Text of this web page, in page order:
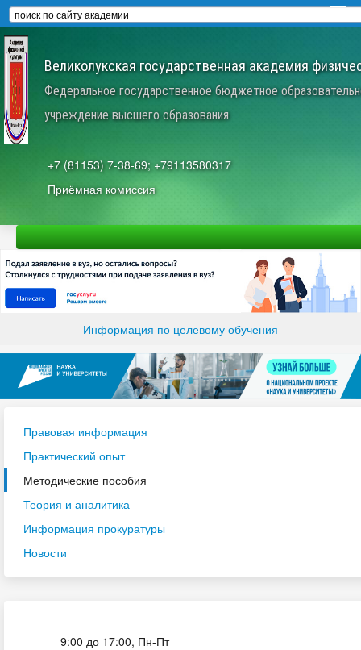
Великолукская государственная академия
Федеральное государственное бюджетное
учреждение высшего образования
+7 (81153) 7-38-69; +79113580317
Приёмная комиссия
Информация по целевому обучения
Правовая информация
Практический опыт
Методические пособия
Теория и аналитика
Информация прокуратуры
Новости
9:00 до 17:00, Пн-Пт